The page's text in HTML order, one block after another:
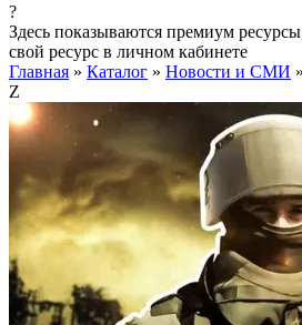
?
Здесь показываются премиум
свой ресурс в личном кабинете
Главная » Каталог » Новости и СМИ »
Z